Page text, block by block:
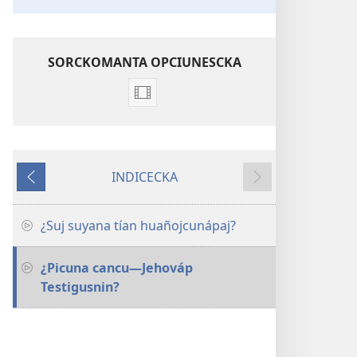
SORCKOMANTA OPCIUNESCKA
Opciones
video
‘rimayta
persunasuan
Voliacúypaj
INDICECKA
Ámoj
¿Suj suyana tían huañojcunápaj?
¿Picuna cancu—Jehováp
Testigusnin?